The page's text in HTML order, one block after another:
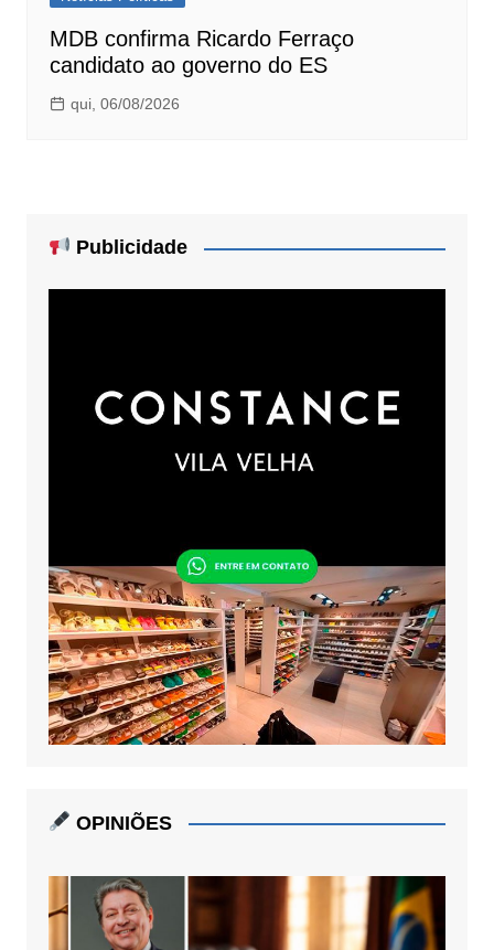
MDB confirma Ricardo Ferraço
candidato ao governo do ES
qui, 06/08/2026
Publicidade
OPINIÕES